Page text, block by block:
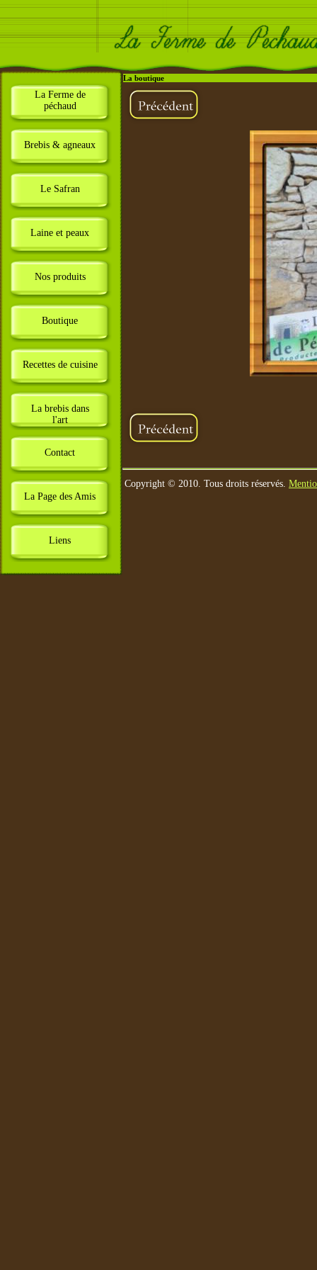
La Ferme de
péchaud
Brebis & agneaux
Le Safran
Laine et peaux
Nos produits
Boutique
Recettes de cuisine
La brebis dans
l'art
Contact
La Page des Amis
Liens
La boutique
Copyright © 2010. Tous droits réservés.